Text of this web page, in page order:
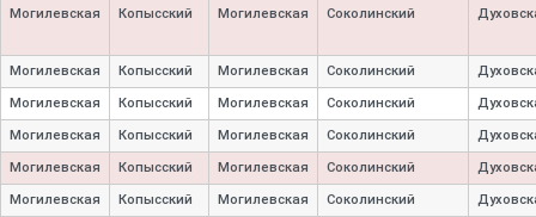
Могилевская Копысский Могилевская Соколинский
Могилевская Копысский Могилевская Соколинский
Могилевская Копысский Могилевская Соколинский
Могилевская Копысский Могилевская Соколинский
Могилевская Копысский Могилевская Соколинский
Могилевская Копысский Могилевская Соколинский